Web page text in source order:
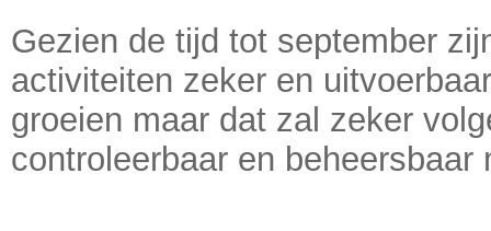
Gezien de tijd tot september
activiteiten zeker en
groeien maar dat zal zeker
controleerbaar en beheersbaar